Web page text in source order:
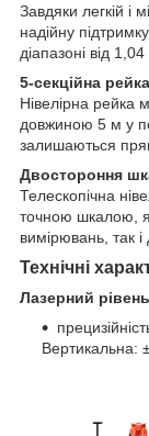
Завдяки легкій і
надійну
діапазоні від
5-секційна рейка
Нівелірна рейка
довжиною 5 м у
залишаються
Двостороння
Телескопічна
точною шкалою,​
вимірювань,​ так
Технічні
Лазерний рівень
Вертикальна:​